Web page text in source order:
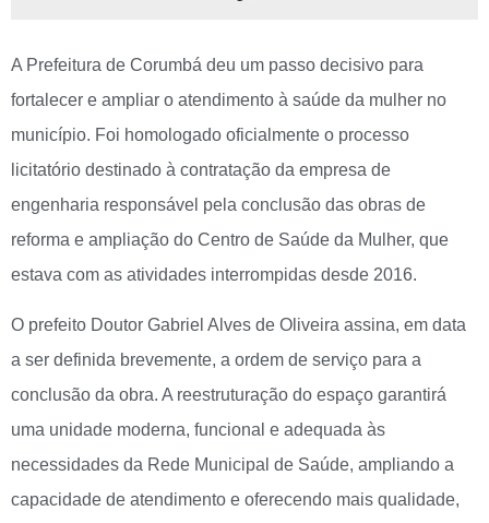
A Prefeitura de Corumbá deu um passo decisivo para
fortalecer e ampliar o atendimento à saúde da mulher no
município. Foi homologado oficialmente o processo
licitatório destinado à contratação da empresa de
engenharia responsável pela conclusão das obras de
reforma e ampliação do Centro de Saúde da Mulher, que
estava com as atividades interrompidas desde 2016.
O prefeito Doutor Gabriel Alves de Oliveira assina, em data
a ser definida brevemente, a ordem de serviço para a
conclusão da obra. A reestruturação do espaço garantirá
uma unidade moderna, funcional e adequada às
necessidades da Rede Municipal de Saúde, ampliando a
capacidade de atendimento e oferecendo mais qualidade,